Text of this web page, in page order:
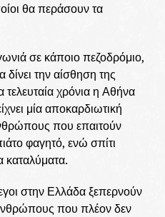
θα περάσουν τα
σε κάποιο πεζοδρόμιο,
την αίσθηση της
χρόνια η Αθήνα
μία αποκαρδιωτική
που επαιτούν
φαγητό, ενώ σπίτι
καταλύματα.
στην Ελλάδα ξεπερνούν
που πλέον δεν